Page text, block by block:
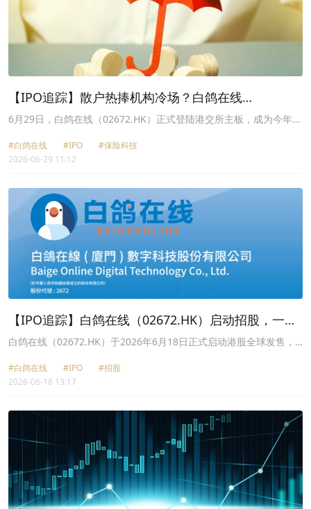
【IPO追踪】散户热捧机构冷场？白鸽在线
（02672.HK）登港股暴涨超310%
6月29日，白鸽在线（02672.HK）正式登陆港交所主板，成为今年港
#白鸽在线 #IPO
#保险科技
2026-06-29 11:12
【IPO追踪】白鸽在线（02672.HK）启动招股，一手
入场费4096.91港元
白鸽在线（02672.HK）于2026年6月18日正式启动港股全球发售，
月29日在港交所主板挂牌交易。
#白鸽在线 #IPO
#招股
2026-06-18 13:17